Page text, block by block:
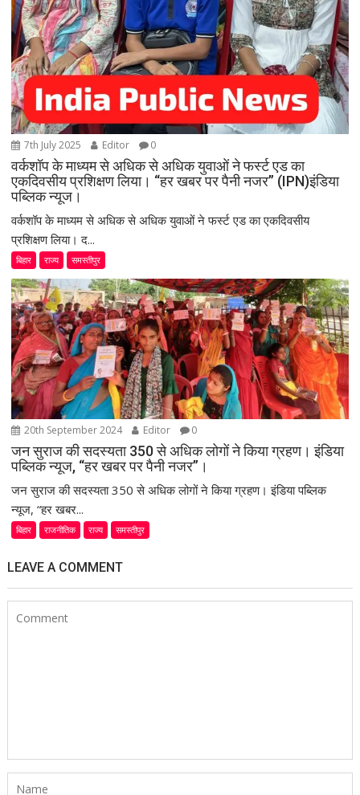
7th July 2025 Editor 0
वर्कशॉप के माध्यम से अधिक से अधिक युवाओं ने फर्स्ट एड का
एकदिवसीय प्रशिक्षण लिया। “हर खबर पर पैनी नजर” (IPN)इंडिया
पब्लिक न्यूज।
वर्कशॉप के माध्यम से अधिक से अधिक युवाओं ने फर्स्ट एड का एकदिवसीय
प्रशिक्षण लिया। द...
बिहार राज्य समस्तीपुर
20th September 2024 Editor 0
जन सुराज की सदस्यता 350 से अधिक लोगों ने किया ग्रहण। इंडिया
पब्लिक न्यूज, “हर खबर पर पैनी नजर”।
जन सुराज की सदस्यता 350 से अधिक लोगों ने किया ग्रहण। इंडिया पब्लिक
न्यूज, “हर खबर...
बिहार राजनीतिक राज्य समस्तीपुर
LEAVE A COMMENT